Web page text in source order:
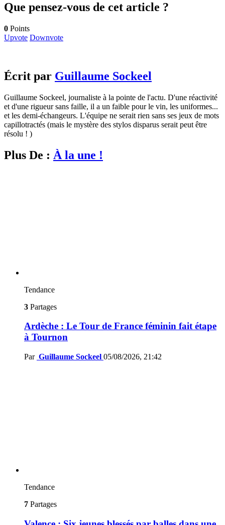
Que pensez-vous de cet article ?
0 Points
Upvote Downvote
Écrit par Guillaume Sockeel
Guillaume Sockeel, journaliste à la pointe de l'actu. D'une réactivité
et d'une rigueur sans faille, il a un faible pour le vin, les uniformes...
et les demi-échangeurs. L'équipe ne serait rien sans ses jeux de mots
capillotractés (mais le mystère des stylos disparus serait peut être
résolu ! )
Plus De : À la une !
Tendance
3 Partages
Ardèche : Le Tour de France féminin fait étape
à Tournon
Par Guillaume Sockeel 05/08/2026, 21:42
Tendance
7 Partages